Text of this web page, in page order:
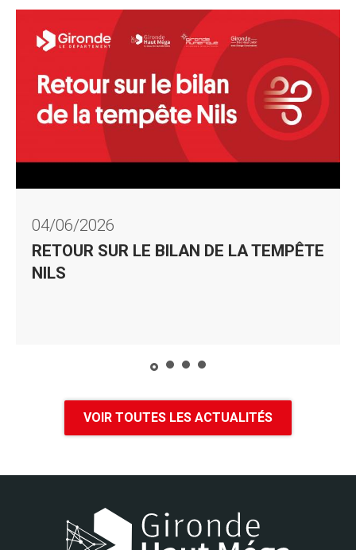
04/06/2026
RETOUR SUR LE BILAN DE LA TEMPÊTE
NILS
RETOUR SUR LE BILAN DE
VOIR TOUTES LES ACTUALITÉS